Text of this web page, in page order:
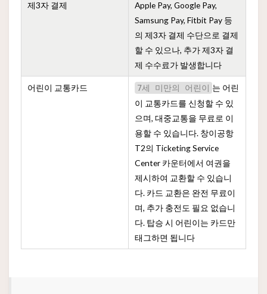
제3자 결제
Apple Pay, Google Pay,
Samsung Pay, Fitbit Pay 등
의 제3자 결제 수단으로 결제
할 수 있으나, 추가 제3자 결
제 수수료가 발생합니다
어린이 교통카드 7세 미만의 어린이 는 어린
이 교통카드를 신청할 수 있
으며, 대중교통을 무료로 이
용할 수 있습니다. 창이공항
T2의 Ticketing Service
Center 카운터에서 여권을
제시하여 교환할 수 있습니
다. 카드 교환은 완전 무료이
며, 추가 충전도 필요 없습니
다. 탑승 시 어린이는 카드만
태그하면 됩니다